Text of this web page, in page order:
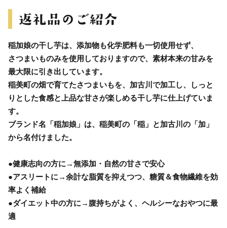
稲加娘の干し芋は、添加物も化学肥料も一切使用せず、
さつまいものみを使用しておりますので、素材本来の甘みを
最大限に引き出しています。
稲美町の畑で育てたさつまいもを、加古川で加工し、しっと
りとした食感と上品な甘さが楽しめる干し芋に仕上げていま
す。
ブランド名「稲加娘」は、稲美町の「稲」と加古川の「加」
から名付けました。
●健康志向の方に→無添加・自然の甘さで安心
●アスリートに→余計な脂質を抑えつつ、糖質＆食物繊維を効
率よく補給
●ダイエット中の方に→腹持ちがよく、ヘルシーなおやつに最
適